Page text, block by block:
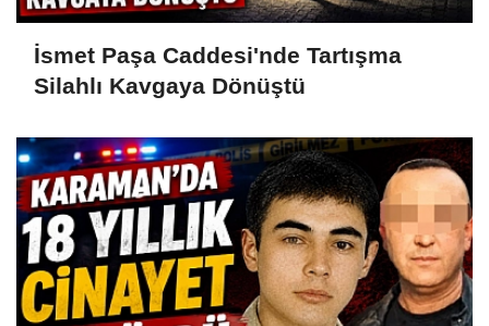
İsmet Paşa Caddesi'nde Tartışma
Silahlı Kavgaya Dönüştü